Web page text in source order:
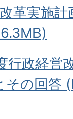
革実施
行政経営
その回答